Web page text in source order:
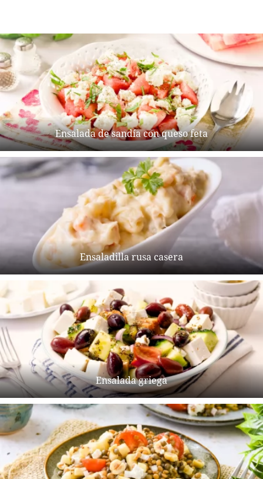
Ensalada de sandía con queso feta
Ensaladilla rusa casera
Ensalada griega